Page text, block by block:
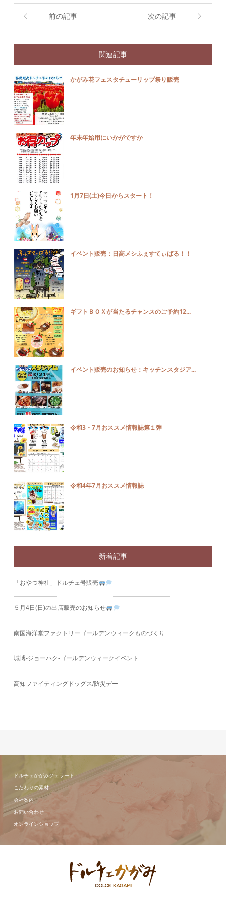
前の記事 次の記事
関連記事
かがみ花フェスタチューリップ祭り販売
年末年始用にいかがですか
1月7日(土)今日からスタート！
イベント販売：日高メシふぇすてぃばる！！
ギフトＢＯＸが当たるチャンスのご予約12...
イベント販売のお知らせ：キッチンスタジア...
令和3・7月おススメ情報誌第１弾
令和4年7月おススメ情報誌
新着記事
「おやつ神社」ドルチェ号販売
５月4日(日)の出店販売のお知らせ
南国海洋堂ファクトリーゴールデンウィークものづくり
城博‐ジョーハク‐ゴールデンウィークイベント
高知ファイティングドッグス/防災デー
ドルチェかがみジェラート
こだわりの素材
会社案内
お問い合わせ
オンラインショップ